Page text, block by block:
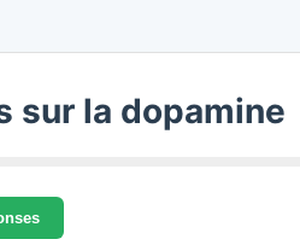
sur la dopamine